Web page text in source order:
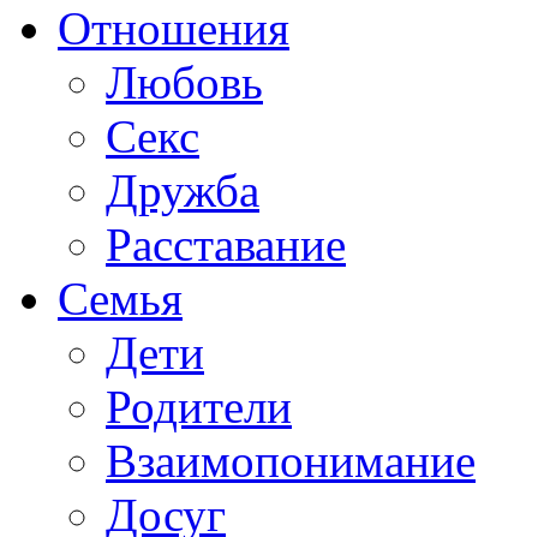
Отношения
Любовь
Секс
Дружба
Расставание
Семья
Дети
Родители
Взаимопонимание
Досуг